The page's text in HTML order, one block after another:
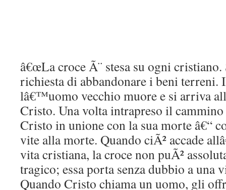
â€œLa croce Ã¨ stesa su ogni
richiesta di abbandonare i beni terreni.
lâ€™uomo vecchio muore e si arriva
Cristo. Una volta intrapreso il
Cristo in unione con la sua morte â€“
vite alla morte. Quando ciÃ² accade
vita cristiana, la croce non puÃ²
tragico; essa porta senza dubbio a una
Quando Cristo chiama un uomo, gli